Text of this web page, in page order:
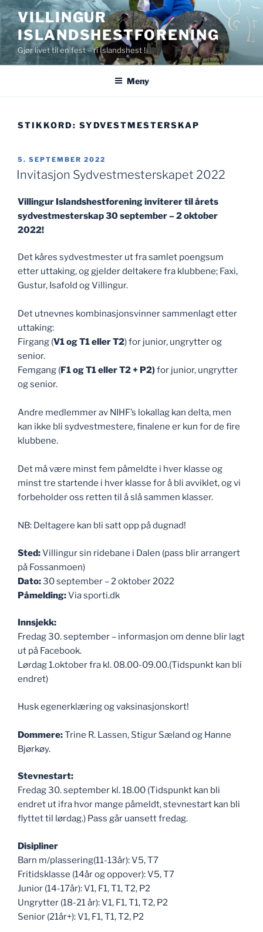
Gå
til
innhold
VILLINGUR
ISLANDSHESTFORENING
Gjør livet til en fest – ri Islandshest !
Meny
STIKKORD: SYDVESTMESTERSKAP
PUBLISERT
5. SEPTEMBER 2022
Invitasjon Sydvestmesterskapet 2022
Villingur Islandshestforening inviterer til årets
sydvestmesterskap 30 september – 2 oktober
2022!
Det kåres sydvestmester ut fra samlet poengsum
etter uttaking, og gjelder deltakere fra klubbene; Faxi,
Gustur, Isafold og Villingur.
Det utnevnes kombinasjonsvinner sammenlagt etter
uttaking:
Firgang (V1 og T1 eller T2) for junior, ungrytter og
senior.
Femgang (F1 og T1 eller T2 + P2)for junior, ungrytter
og senior.
Andre medlemmer av NIHF’s lokallag kan delta, men
kan ikke bli sydvestmestere, finalene er kun for de fire
klubbene.
Det må være minst fem påmeldte i hver klasse og
minst tre startende i hver klasse for å bli avviklet, og vi
forbeholder oss retten til å slå sammen klasser.
NB: Deltagere kan bli satt opp på dugnad!
Sted:Villingur sin ridebane i Dalen (pass blir arrangert
på Fossanmoen)
Dato:30 september – 2 oktober 2022
Påmelding:Via sporti.dk
Innsjekk:
Fredag 30. september – informasjon om denne blir lagt
ut på Facebook.
Lørdag 1.oktober fra kl. 08.00-09.00.(Tidspunkt kan bli
endret)
Husk egenerklæring og vaksinasjonskort!
Dommere:Trine R. Lassen, Stigur Sæland og Hanne
Bjørkøy.
Stevnestart:
Fredag 30. september kl. 18.00 (Tidspunkt kan bli
endret ut ifra hvor mange påmeldt, stevnestart kan bli
flyttet til lørdag.) Pass går uansett fredag.
Disipliner
Barn m/plassering(11-13år): V5, T7
Fritidsklasse (14år og oppover): V5, T7
Junior (14-17år): V1, F1, T1, T2, P2
Ungrytter (18-21 år): V1, F1, T1, T2, P2
Senior (21år+): V1, F1, T1, T2, P2